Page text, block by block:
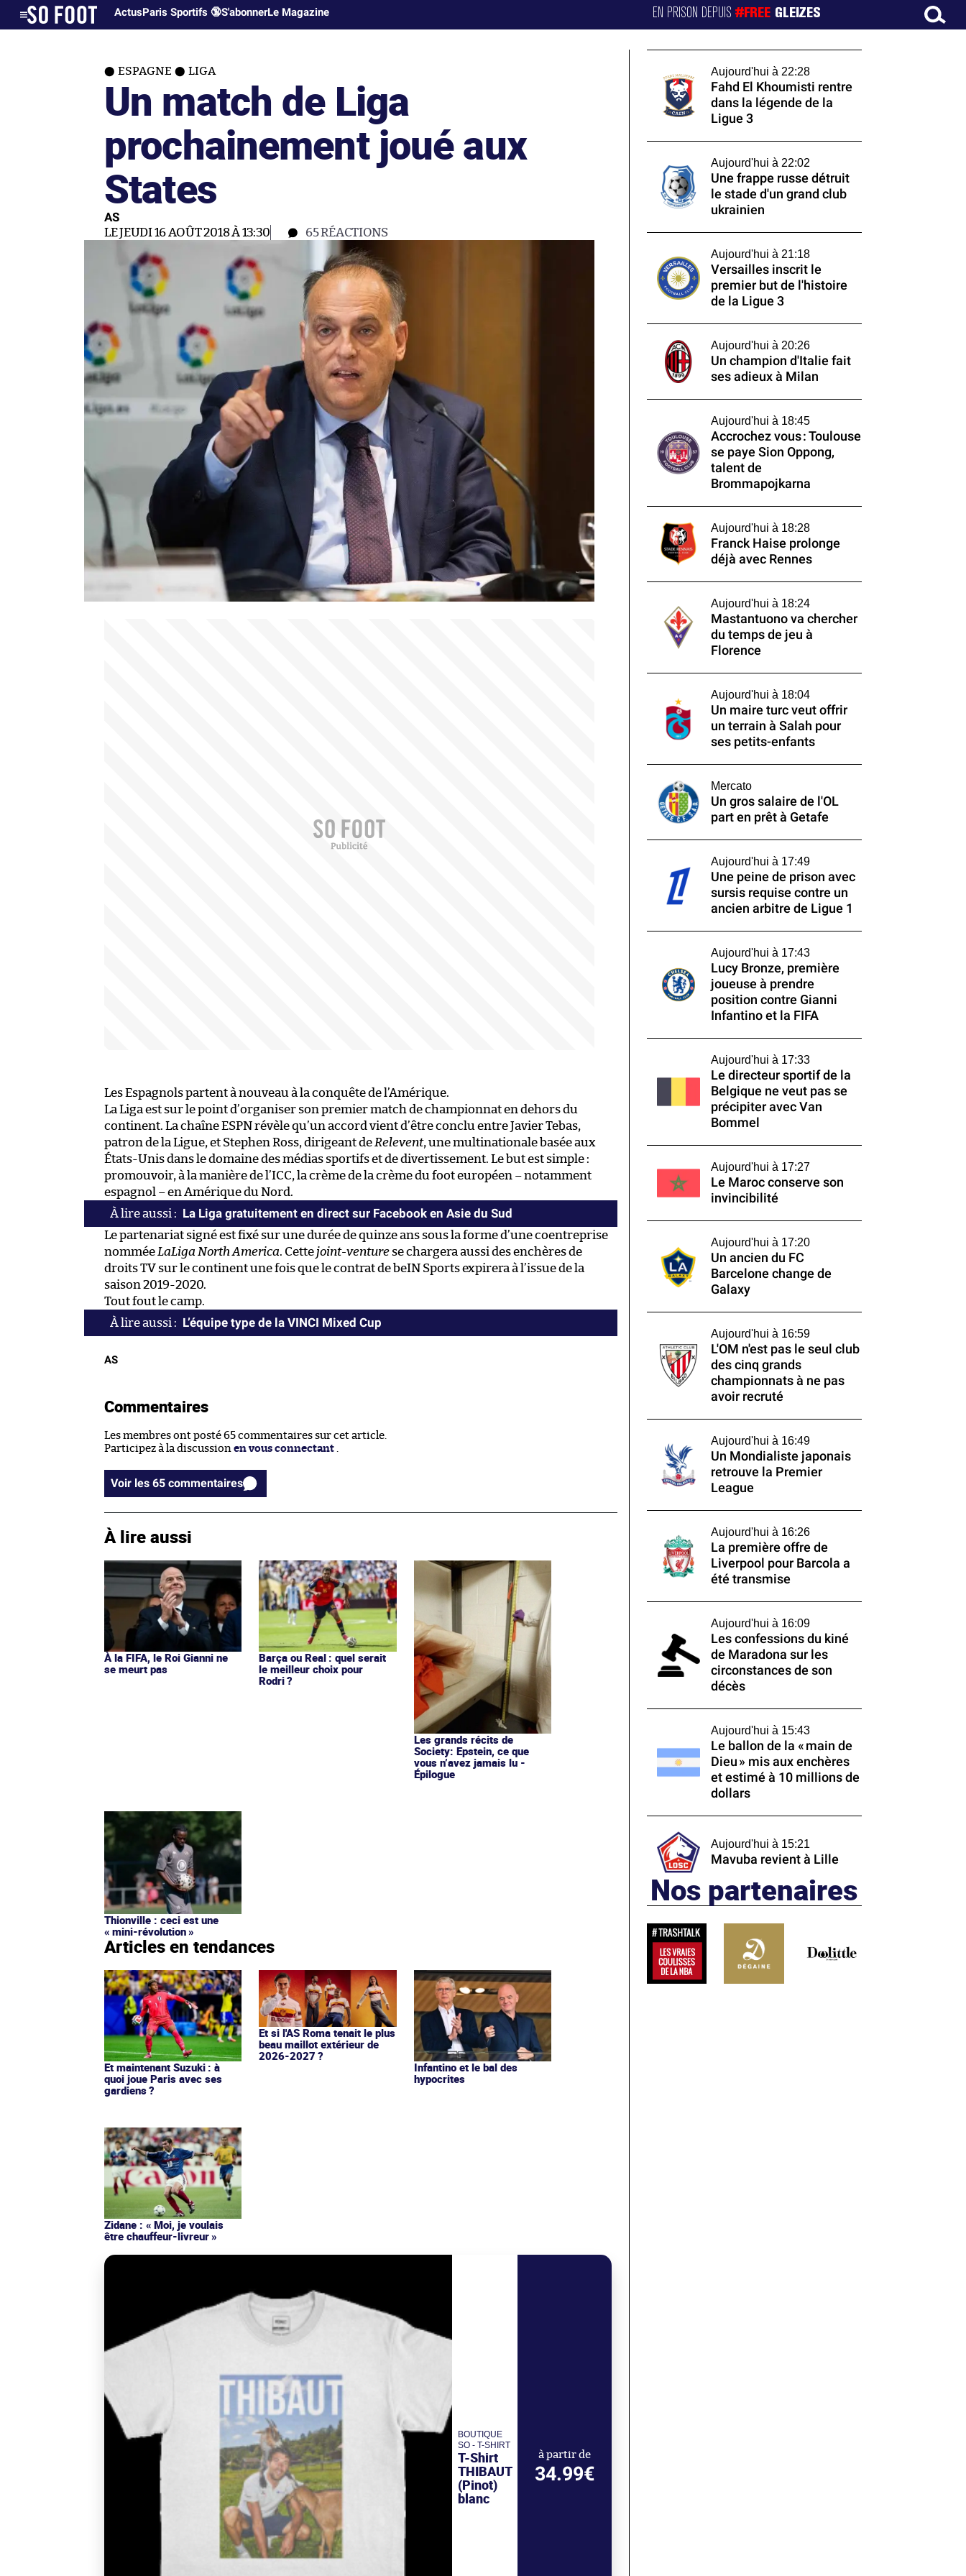
ActusParis Sportifs 🔞S'abonnerLe Magazine EN PRISON DEPUIS#FREE GLEIZES
ESPAGNE LIGA
Un match de Liga
prochainement joué aux
States
AS
LE JEUDI 16 AOÛT 2018 À 13:30 65RÉACTIONS
Les Espagnols partent à nouveau à la conquête de l’Amérique.
La Liga est sur le point d’organiser son premier match de championnat en dehors du
continent. La chaîne ESPN révèle qu’un accord vient d’être conclu entre Javier Tebas,
patron de la Ligue, et Stephen Ross, dirigeant de Relevent, une multinationale basée aux
États-Unis dans le domaine des médias sportifs et de divertissement. Le but est simple :
promouvoir, à la manière de l’ICC, la crème de la crème du foot européen – notamment
espagnol – en Amérique du Nord.
La Liga gratuitement en direct sur Facebook en Asie du Sud
Le partenariat signé est fixé sur une durée de quinze ans sous la forme d’une coentreprise
nommée LaLiga North America. Cette joint-venture se chargera aussi des enchères de
droits TV sur le continent une fois que le contrat de beIN Sports expirera à l’issue de la
saison 2019-2020.
Tout fout le camp.
L’équipe type de la VINCI Mixed Cup
AS
Commentaires
Les membres ont posté 65 commentaires sur cet article.
Participez à la discussion en vous connectant
Voir les 65 commentaires
À lire aussi
À la FIFA, le Roi Gianni ne
se meurt pas
Barça ou Real : quel serait
le meilleur choix pour
Rodri ?
Les grands récits de
Society: Epstein, ce que
vous n’avez jamais lu -
Épilogue
Thionville : ceci est une
« mini-révolution »
Articles en tendances
Et maintenant Suzuki : à
quoi joue Paris avec ses
gardiens ?
Et si l'AS Roma tenait le plus
beau maillot extérieur de
2026-2027 ?
Infantino et le bal des
hypocrites
Zidane : « Moi, je voulais
être chauffeur-livreur »
BOUTIQUE
SO - T-SHIRT
T-Shirt
THIBAUT
(Pinot)
blanc
à partir de
34.99€
Aujourd'hui à 22:28
Fahd El Khoumisti rentre
dans la légende de la
Ligue 3
Aujourd'hui à 22:02
Une frappe russe détruit
le stade d'un grand club
ukrainien
Aujourd'hui à 21:18
Versailles inscrit le
premier but de l'histoire
de la Ligue 3
Aujourd'hui à 20:26
Un champion d'Italie fait
ses adieux à Milan
Aujourd'hui à 18:45
Accrochez vous : Toulouse
se paye Sion Oppong,
talent de
Brommapojkarna
Aujourd'hui à 18:28
Franck Haise prolonge
déjà avec Rennes
Aujourd'hui à 18:24
Mastantuono va chercher
du temps de jeu à
Florence
Aujourd'hui à 18:04
Un maire turc veut offrir
un terrain à Salah pour
ses petits-enfants
Mercato
Un gros salaire de l'OL
part en prêt à Getafe
Aujourd'hui à 17:49
Une peine de prison avec
sursis requise contre un
ancien arbitre de Ligue 1
Aujourd'hui à 17:43
Lucy Bronze, première
joueuse à prendre
position contre Gianni
Infantino et la FIFA
Aujourd'hui à 17:33
Le directeur sportif de la
Belgique ne veut pas se
précipiter avec Van
Bommel
Aujourd'hui à 17:27
Le Maroc conserve son
invincibilité
Aujourd'hui à 17:20
Un ancien du FC
Barcelone change de
Galaxy
Aujourd'hui à 16:59
L'OM n'est pas le seul club
des cinq grands
championnats à ne pas
avoir recruté
Aujourd'hui à 16:49
Un Mondialiste japonais
retrouve la Premier
League
Aujourd'hui à 16:26
La première offre de
Liverpool pour Barcola a
été transmise
Aujourd'hui à 16:09
Les confessions du kiné
de Maradona sur les
circonstances de son
décès
Aujourd'hui à 15:43
Le ballon de la « main de
Dieu » mis aux enchères
et estimé à 10 millions de
dollars
Aujourd'hui à 15:21
Mavuba revient à Lille
Nos partenaires